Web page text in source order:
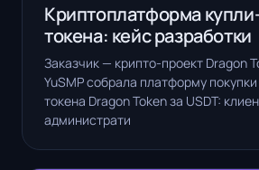
Криптоплатформа
токена: кейс разработки
Заказчик — крипто-проект Dragon
YuSMP собрала платформу
токена Dragon Token за USDT:
администрати